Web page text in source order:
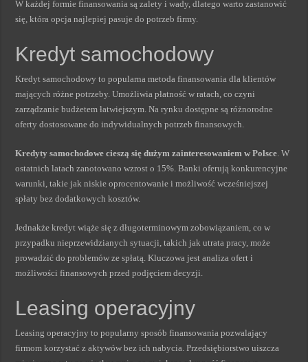
W każdej formie finansowania są zalety i wady, dlatego warto zastanowić
się, która opcja najlepiej pasuje do potrzeb firmy.
Kredyt samochodowy
Kredyt samochodowy to popularna metoda finansowania dla klientów
mających różne potrzeby. Umożliwia płatność w ratach, co czyni
zarządzanie budżetem łatwiejszym. Na rynku dostępne są różnorodne
oferty dostosowane do indywidualnych potrzeb finansowych.
Kredyty samochodowe cieszą się dużym zainteresowaniem w Polsce. W
ostatnich latach zanotowano wzrost o 15%. Banki oferują konkurencyjne
warunki, takie jak niskie oprocentowanie i możliwość wcześniejszej
spłaty bez dodatkowych kosztów.
Jednakże kredyt wiąże się z długoterminowym zobowiązaniem, co w
przypadku nieprzewidzianych sytuacji, takich jak utrata pracy, może
prowadzić do problemów ze spłatą. Kluczowa jest analiza ofert i
możliwości finansowych przed podjęciem decyzji.
Leasing operacyjny
Leasing operacyjny to popularny sposób finansowania pozwalający
firmom korzystać z aktywów bez ich nabycia. Przedsiębiorstwo uiszcza